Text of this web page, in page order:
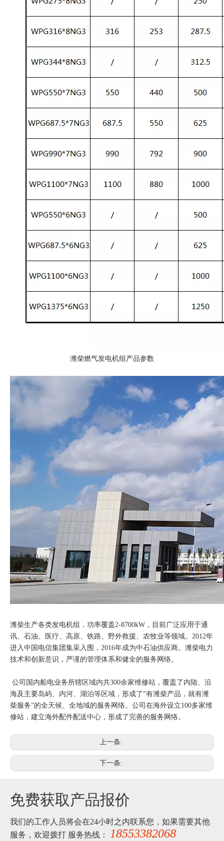
潍柴燃气发电机组产品参数
潍柴生产各类发电机组，功率覆盖2-8700kW，目前广泛应用于通
讯、石油、医疗、高原、铁路、野外救援、农牧业等领域。2012年
进入中国电信集团集采入围，2016年成为中石油供应商。潍柴电力
技术和创新意识，严谨的管理体系和健全的服务网络。
公司国内船电业务所辖区域内共300余家维修站，覆盖了内陆、沿
海及主要岛屿、内河、湖泊等区域，形成了“有潍柴产品，就有潍
柴服务”的全天候、全地域的服务网络。公司在海外设立100多家维
修站，建立海外配件配送中心，形成了完善的服务网络。
上一条:
下一条:
免费获取产品报价
我们的工作人员将会在24小时之内联系您，如果需要其他
服务，欢迎拨打 服务热线：
18553382068